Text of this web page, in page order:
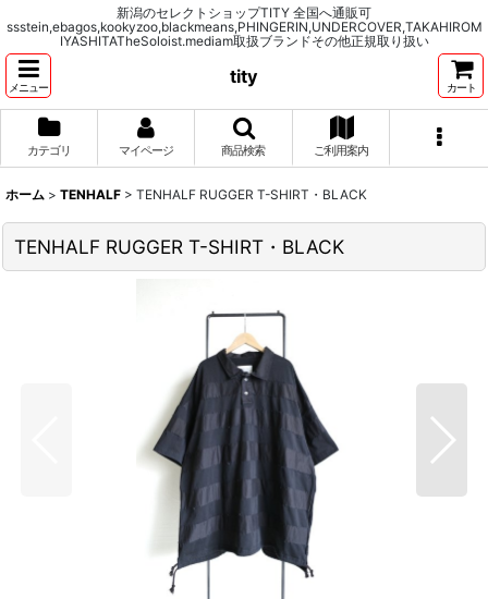
新潟のセレクトショップTITY 全国へ通販可
ssstein,ebagos,kookyzoo,blackmeans,PHINGERIN,UNDERCOVER,TAKAHIROM
IYASHITATheSoloist.mediam取扱ブランドその他正規取り扱い
メニュー
tity
カート
カテゴリ マイページ 商品検索 ご利用案内
ホーム > TENHALF > TENHALF RUGGER T-SHIRT・BLACK
TENHALF RUGGER T-SHIRT・BLACK